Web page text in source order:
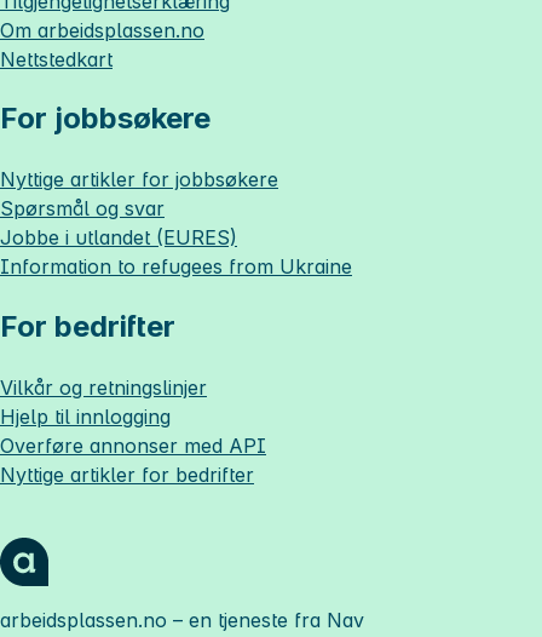
Om arbeidsplassen.no
Nettstedkart
For jobbsøkere
Nyttige artikler for jobbsøkere
Spørsmål og svar
Jobbe i utlandet (EURES)
Information to refugees from Ukraine
For bedrifter
Vilkår og retningslinjer
Hjelp til innlogging
Overføre annonser med API
Nyttige artikler for bedrifter
arbeidsplassen.no – en tjeneste fra Nav